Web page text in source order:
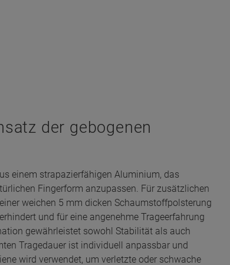
der gebogenen
einem strapazierfähigen Aluminium, das
Fingerform anzupassen. Für zusätzlichen
weichen 5 mm dicken Schaumstoffpolsterung
und für eine angenehme Trageerfahrung
gewährleistet sowohl Stabilität als auch
Tragedauer ist individuell anpassbar und
wird verwendet, um verletzte oder schwache